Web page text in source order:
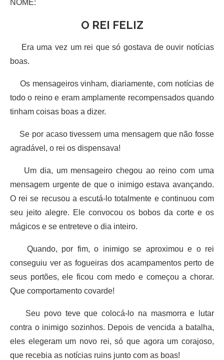
NOME:
O REI FELIZ
Era uma vez um rei que só gostava de ouvir notícias
boas.
Os mensageiros vinham, diariamente, com notícias de
todo o reino e eram amplamente recompensados quando
tinham coisas boas a dizer.
Se por acaso tivessem uma mensagem que não fosse
agradável, o rei os dispensava!
Um dia, um mensageiro chegou ao reino com uma
mensagem urgente de que o inimigo estava avançando.
O rei se recusou a escutá-lo totalmente e continuou com
seu jeito alegre. Ele convocou os bobos da corte e os
mágicos e se entreteve o dia inteiro.
Quando, por fim, o inimigo se aproximou e o rei
conseguiu ver as fogueiras dos acampamentos perto de
seus portões, ele ficou com medo e começou a chorar.
Que comportamento covarde!
Seu povo teve que colocá-lo na masmorra e lutar
contra o inimigo sozinhos. Depois de vencida a batalha,
eles elegeram um novo rei, só que agora um corajoso,
que recebia as notícias ruins junto com as boas!